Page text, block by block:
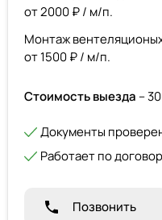
от 2000 ₽ / м/п.
Монтаж
от 1500 ₽ / м/п.
Стоимость выезда –
Документы
Работает по
Позвонить